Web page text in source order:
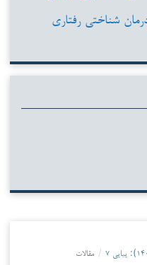
شناختی رفتاری
/ مقالات